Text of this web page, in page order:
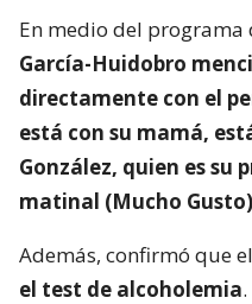
En medio del programa
García-Huidobro
directamente con el
está con su mamá,
González, quien es su
matinal (Mucho
Además, confirmó que
el test de alcoholemia.